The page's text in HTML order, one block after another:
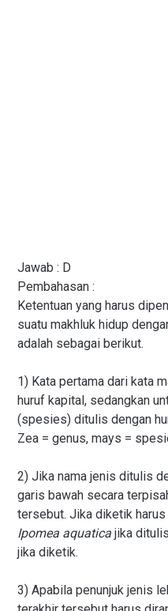
Jawab : D
Pembahasan :
Ketentuan yang harus
suatu makhluk hidup
adalah sebagai berikut.
1) Kata pertama dari kata
huruf kapital, sedangkan
(spesies) ditulis dengan
Zea = genus, mays =
2) Jika nama jenis ditulis
garis bawah secara
tersebut. Jika diketik harus
Ipomea aquatica jika
jika diketik.
3) Apabila penunjuk jenis